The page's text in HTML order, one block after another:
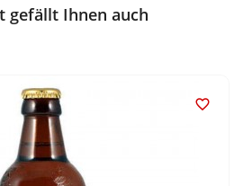
gefällt Ihnen auch
